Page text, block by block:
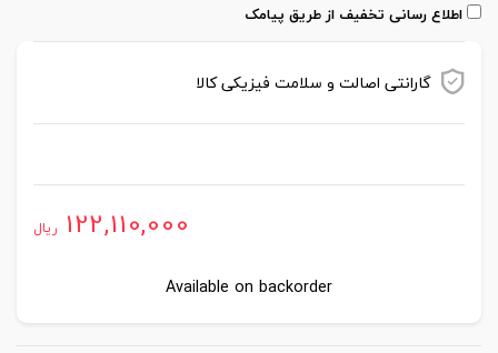
اطلاع رسانی تخفیف از طریق پیامک
گارانتی اصالت و سلامت فیزیکی کالا
122,110,000 ریال
Available on backorder